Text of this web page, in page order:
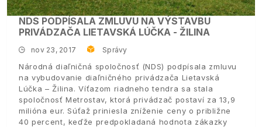
NDS PODPÍSALA ZMLUVU NA VÝSTAVBU
PRIVÁDZAČA LIETAVSKÁ LÚČKA - ŽILINA
nov 23, 2017 Správy
Národná diaľničná spoločnosť (NDS) podpísala zmluvu
na vybudovanie diaľničného privádzača Lietavská
Lúčka – Žilina. Víťazom riadneho tendra sa stala
spoločnosť Metrostav, ktorá privádzač postaví za 13,9
milióna eur. Súťaž priniesla zníženie ceny o približne
40 percent, keďže predpokladaná hodnota zákazky